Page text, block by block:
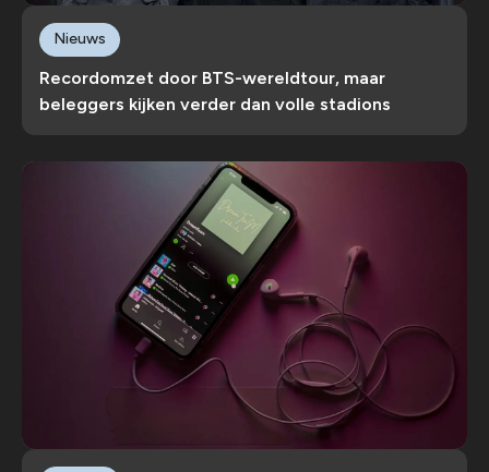
Recordomzet door BTS-wereldtour, maar
beleggers kijken verder dan volle stadions
Nieuws